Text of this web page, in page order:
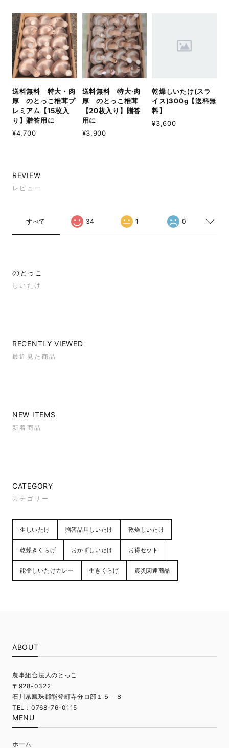
送料無料 特大・肉
厚 のとっこ椎茸プ
レミアム【15枚入
り】贈答用に
¥4,700
送料無料 特大·肉
厚 のとっこ椎茸
【20枚入り】贈答
用に
¥3,900
乾燥しいたけ(スラ
イス)300g【送料無
料】
¥3,600
REVIEW
レビュー
すべて 34 1 0
のとっこ
しいたけ
RECENTLY VIEWED
最近見た商品
NEW ITEMS
新着商品
CATEGORY
カテゴリー
生しいたけ 贈答品用しいたけ 乾燥しいたけ
乾燥きくらげ おかずしいたけ お得セット
能登しいたけカレー 生きくらげ 震災関連商品
ABOUT
農事組合法人のとっこ
〒928-0322
石川県鳳珠郡能登町寺分ロ部１５－８
TEL：0768-76-0115
MENU
ホーム